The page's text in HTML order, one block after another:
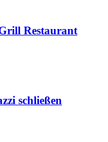
Restaurant
schließen